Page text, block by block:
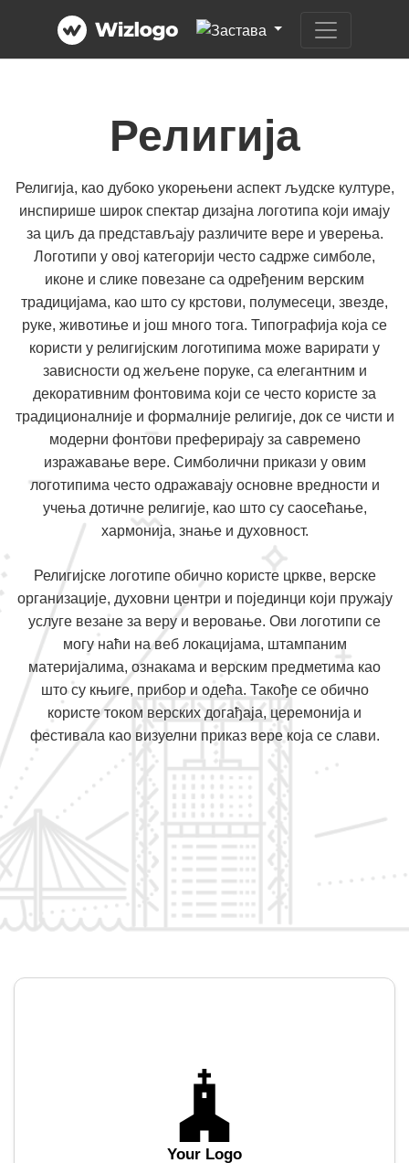
Религија
Религија, као дубоко укорењени аспект људске културе,
инспирише широк спектар дизајна логотипа који имају
за циљ да представљају различите вере и уверења.
Логотипи у овој категорији често садрже симболе,
иконе и слике повезане са одређеним верским
традицијама, као што су крстови, полумесеци, звезде,
руке, животиње и још много тога. Типографија која се
користи у религијским логотипима може варирати у
зависности од жељене поруке, са елегантним и
декоративним фонтовима који се често користе за
традиционалније и формалније религије, док се чисти и
модерни фонтови преферирају за савремено
изражавање вере. Симболични прикази у овим
логотипима често одражавају основне вредности и
учења дотичне религије, као што су саосећање,
хармонија, знање и духовност.
Религијске логотипе обично користе цркве, верске
организације, духовни центри и појединци који пружају
услуге везане за веру и веровање. Ови логотипи се
могу наћи на веб локацијама, штампаним
материјалима, ознакама и верским предметима као
што су књиге, прибор и одећа. Такође се обично
користе током верских догађаја, церемонија и
фестивала као визуелни приказ вере која се слави.
Your Logo